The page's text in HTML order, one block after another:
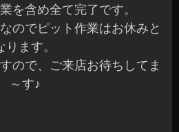
を含め全て完了です。
のでピット作業はお休みと
ります。
ので、ご来店お待ちしてま
～す♪